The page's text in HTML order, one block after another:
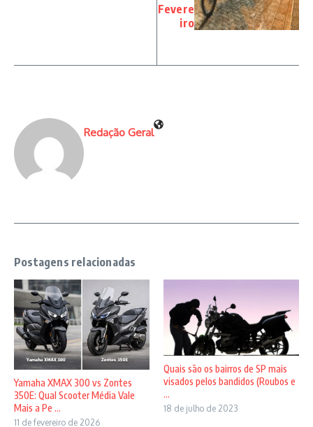
Fevere
iro
Redação Geral
Postagens relacionadas
Yamaha XMAX 300 vs Zontes
350E: Qual Scooter Média Vale
Mais a Pe ...
11 de fevereiro de 2026
Quais são os bairros de SP mais
visados pelos bandidos (Roubos e
...
18 de julho de 2023